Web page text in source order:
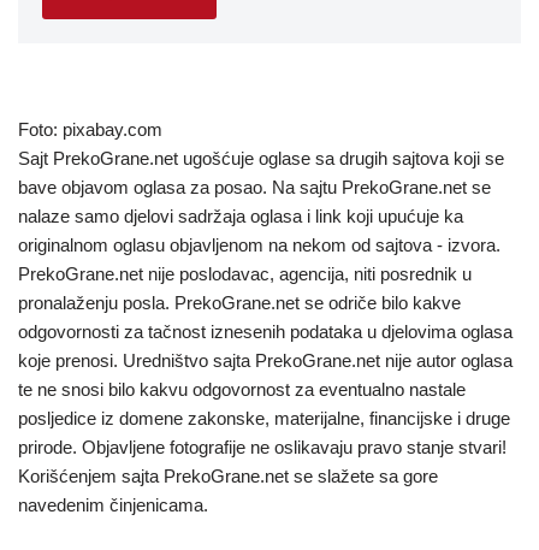
Foto: pixabay.com
Sajt PrekoGrane.net ugošćuje oglase sa drugih sajtova koji se
bave objavom oglasa za posao. Na sajtu PrekoGrane.net se
nalaze samo djelovi sadržaja oglasa i link koji upućuje ka
originalnom oglasu objavljenom na nekom od sajtova - izvora.
PrekoGrane.net nije poslodavac, agencija, niti posrednik u
pronalaženju posla. PrekoGrane.net se odriče bilo kakve
odgovornosti za tačnost iznesenih podataka u djelovima oglasa
koje prenosi. Uredništvo sajta PrekoGrane.net nije autor oglasa
te ne snosi bilo kakvu odgovornost za eventualno nastale
posljedice iz domene zakonske, materijalne, financijske i druge
prirode. Objavljene fotografije ne oslikavaju pravo stanje stvari!
Korišćenjem sajta PrekoGrane.net se slažete sa gore
navedenim činjenicama.